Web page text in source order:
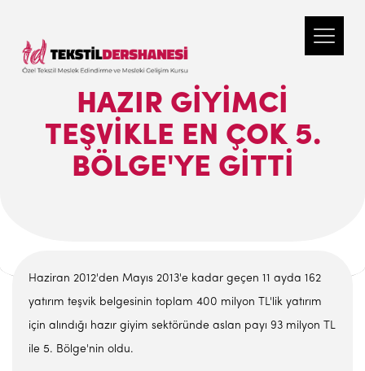
HAZIR GIYIMCI
TEŞVIKLE EN ÇOK 5.
BÖLGE'YE GITTI
Haziran 2012'den Mayıs 2013'e kadar geçen 11 ayda 162
yatırım teşvik belgesinin toplam 400 milyon TL'lik yatırım
için alındığı hazır giyim sektöründe aslan payı 93 milyon TL
ile 5. Bölge'nin oldu.